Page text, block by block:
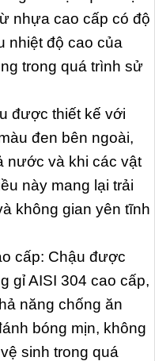
nhựa cao cấp có độ
nhiệt độ cao của
trong quá trình sử
được thiết kế với
đen bên ngoài,
nước và khi các vật
này mang lại trải
không gian yên tĩnh
cấp: Chậu được
gỉ AISI 304 cao cấp,
năng chống ăn
bóng mịn, không
sinh trong quá